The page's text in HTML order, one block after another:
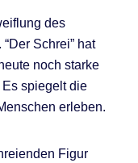
des
Schrei” hat
noch starke
spiegelt die
erleben.
Figur